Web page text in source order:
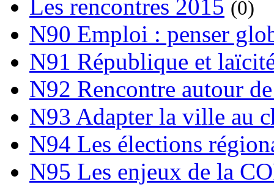
Les rencontres 2015 (0)
N90 Emploi : penser
N91 République et
N92 Rencontre autour
N93 Adapter la ville au
N94 Les élections
N95 Les enjeux de la